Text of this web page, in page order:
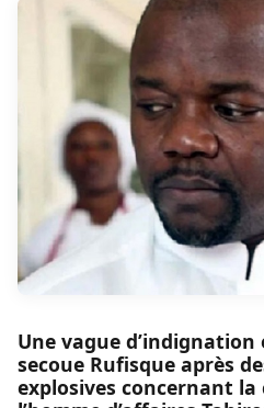
Une vague d’indignation
secoue Rufisque après
explosives concernant